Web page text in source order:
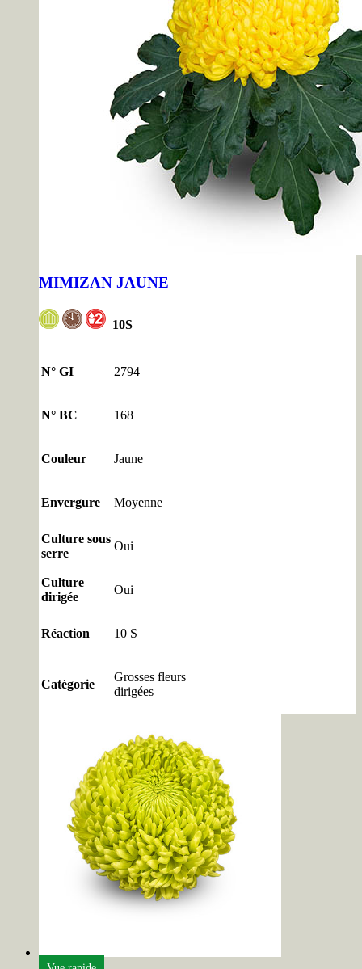
MIMIZAN JAUNE
10S
N° GI 2794
N° BC 168
Couleur Jaune
Envergure Moyenne
Culture sous
serre
Oui
Culture
dirigée
Oui
Réaction 10 S
Catégorie
Grosses fleurs
dirigées